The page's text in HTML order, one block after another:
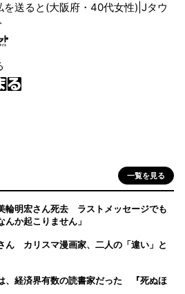
を送ると(大阪府・40代女性)|Jタウ
一覧を見る
輪明宏さん死去 ラストメッセージでも
か起こりません」
ん カリスマ漫画家、二人の「違い」と
、経済界有数の読書家だった 『死ぬほ